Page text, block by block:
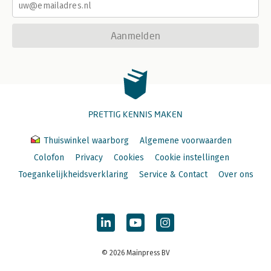
12.3 De rol van medewerkers 469
12.4 Draagvlak creëren doe je zo 470
12.6 Een cultuur van continue optimalisatie 476
Geraadpleegde bronnen 481
Trefwoordenregister 485
Aanmelden
PRETTIG KENNIS MAKEN
Thuiswinkel waarborg
Algemene voorwaarden
Colofon
Privacy Cookies
Cookie instellingen
Toegankelijkheidsverklaring
Service & Contact Over ons
© 2026 Mainpress BV